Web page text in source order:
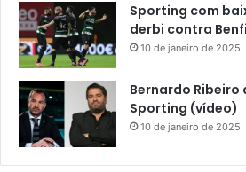
Sporting com
derbi contra
10 de janeiro de 2025
Bernardo Ribeiro
Sporting (vídeo)
10 de janeiro de 2025